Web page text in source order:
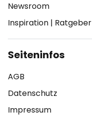
Newsroom
Inspiration | Ratgeber
Seiteninfos
AGB
Datenschutz
Impressum